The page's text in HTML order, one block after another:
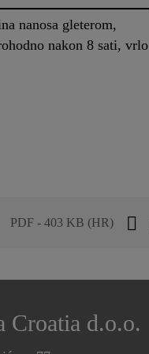
nanosa gleterom,
nakon 8 sati, vrlo
PDF - 403 KB (HR)
Croatia d.o.o.